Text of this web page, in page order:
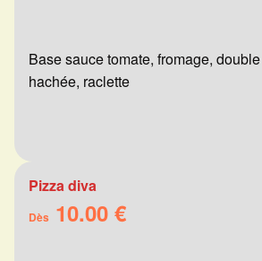
Base sauce tomate, fromage,
hachée, raclette
Pizza diva
Dès 10.00 €